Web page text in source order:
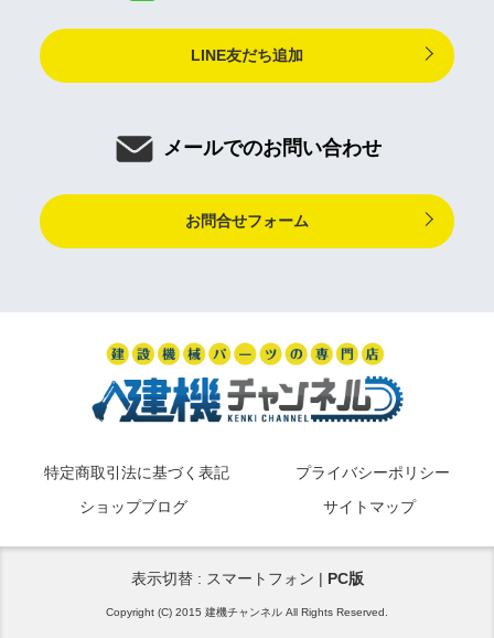
LINE友だち追加
メールでのお問い合わせ
お問合せフォーム
特定商取引法に基づく表記
プライバシーポリシー
ショップブログ
サイトマップ
表示切替 : スマートフォン | PC版
Copyright (C) 2015 建機チャンネル All Rights Reserved.